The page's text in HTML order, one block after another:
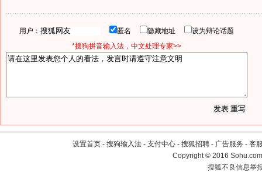
用户： 匿名 隐藏地址
设为辩论话题
*搜狗拼音输入法，中文处理专家>>
设置首页 - 搜狗输入法 - 支付中心 - 搜狐招聘 - 广告服务 - 客
Copyright©2016
搜狐不良信息举